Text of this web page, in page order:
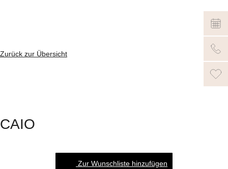
Zurück zur Übersicht
CAIO
Zur Wunschliste hinzufügen